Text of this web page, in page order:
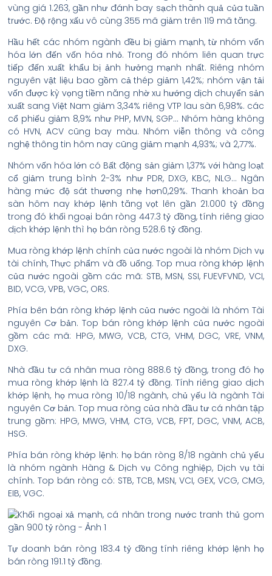
vùng giá 1.263, gần như đánh bay sạch thành quả của tuần
trước. Độ rộng xấu vô cùng 355 mã giảm trên 119 mã tăng.
Hầu hết các nhóm ngành đều bị giảm mạnh, từ nhóm vốn
hóa lớn đến vốn hóa nhỏ. Trong đó nhóm liên quan trực
tiếp đến xuất khẩu bị ảnh hưởng mạnh nhất. Riêng nhóm
nguyên vật liệu bao gồm cả thép giảm 1,42%; nhóm vận tải
vốn được kỳ vọng tiềm năng nhờ xu hướng dịch chuyển sản
xuất sang Việt Nam giảm 3,34% riêng VTP lau sàn 6,98%. các
cổ phiếu giảm 8,9% như PHP, MVN, SGP… Nhóm hàng không
có HVN, ACV cũng bay màu. Nhóm viễn thông và công
nghệ thông tin hôm nay cũng giảm mạnh 4,93%; và 2,77%.
Nhóm vốn hóa lớn có Bất động sản giảm 1,37% với hàng loạt
cổ giảm trung bình 2-3% như PDR, DXG, KBC, NLG… Ngân
hàng mức độ sát thương nhẹ hơn0,29%. Thanh khoản ba
sàn hôm nay khớp lệnh tăng vọt lên gần 21.000 tỷ đồng
trong đó khối ngoại bán ròng 447.3 tỷ đồng, tính riêng giao
dịch khớp lệnh thì họ bán ròng 528.6 tỷ đồng.
Mua ròng khớp lệnh chính của nước ngoài là nhóm Dịch vụ
tài chính, Thực phẩm và đồ uống. Top mua ròng khớp lệnh
của nước ngoài gồm các mã: STB, MSN, SSI, FUEVFVND, VCI,
BID, VCG, VPB, VGC, ORS.
Phía bên bán ròng khớp lệnh của nước ngoài là nhóm Tài
nguyên Cơ bản. Top bán ròng khớp lệnh của nước ngoài
gồm các mã: HPG, MWG, VCB, CTG, VHM, DGC, VRE, VNM,
DXG.
Nhà đầu tư cá nhân mua ròng 888.6 tỷ đồng, trong đó họ
mua ròng khớp lệnh là 827.4 tỷ đồng. Tính riêng giao dịch
khớp lệnh, họ mua ròng 10/18 ngành, chủ yếu là ngành Tài
nguyên Cơ bản. Top mua ròng của nhà đầu tư cá nhân tập
trung gồm: HPG, MWG, VHM, CTG, VCB, FPT, DGC, VNM, ACB,
HSG.
Phía bán ròng khớp lệnh: họ bán ròng 8/18 ngành chủ yếu
là nhóm ngành Hàng & Dịch vụ Công nghiệp, Dịch vụ tài
chính. Top bán ròng có: STB, TCB, MSN, VCI, GEX, VCG, CMG,
EIB, VGC.
Tự doanh bán ròng 183.4 tỷ đồng tính riêng khớp lệnh họ
bán ròng 191.1 tỷ đồng.